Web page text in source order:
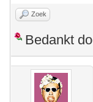
Zoek
Bedankt